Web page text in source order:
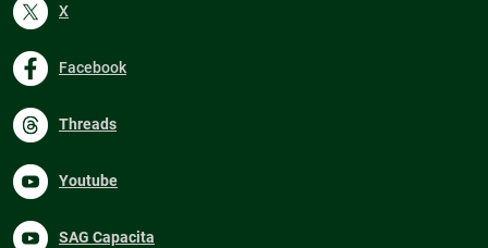
X
Facebook
Threads
Youtube
SAG Capacita